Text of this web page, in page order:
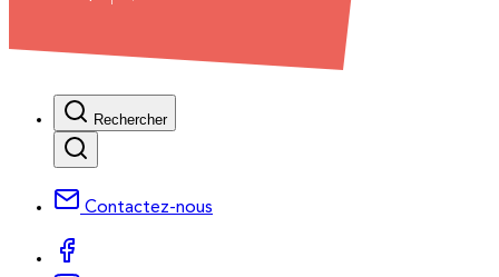
Rechercher
Contactez-nous